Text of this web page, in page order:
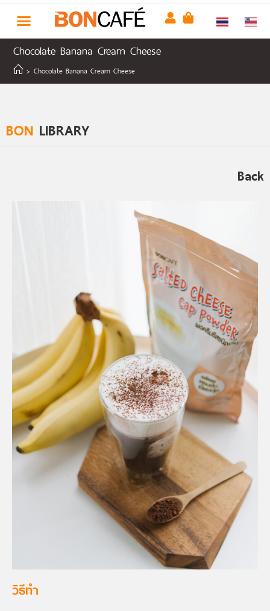
Chocolate Banana Cream Cheese
> Chocolate Banana Cream Cheese
BON LIBRARY
Back
วิธีทำ